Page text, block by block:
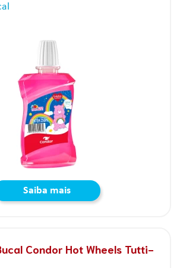
Saiba mais
Condor Hot Wheels Tutti-